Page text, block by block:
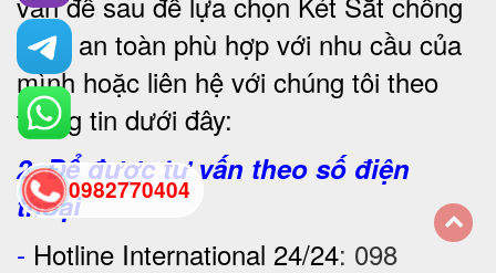
cháy an toàn phù hợp với nhu cầu của
mình hoặc liên hệ với chúng tôi theo
thông tin dưới đây:
2. Để được tư vấn theo số điện
thoại
- Hotline International 24/24: 098
0982770404